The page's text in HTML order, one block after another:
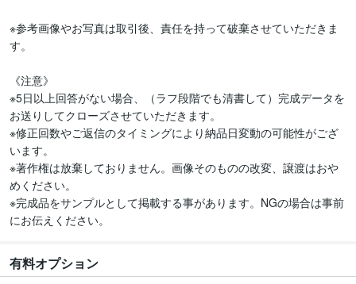
※参考画像やお写真は取引後、責任を持って破棄させていただきま
す。
《注意》
※5日以上回答がない場合、（ラフ段階でも清書して）完成データを
お送りしてクローズさせていただきます。
※修正回数やご返信のタイミングにより納品日変動の可能性がござ
います。
※著作権は放棄しておりません。画像そのものの改変、譲渡はおや
めください。
※完成品をサンプルとして掲載する事があります。NGの場合は事前
にお伝えください。
有料オプション